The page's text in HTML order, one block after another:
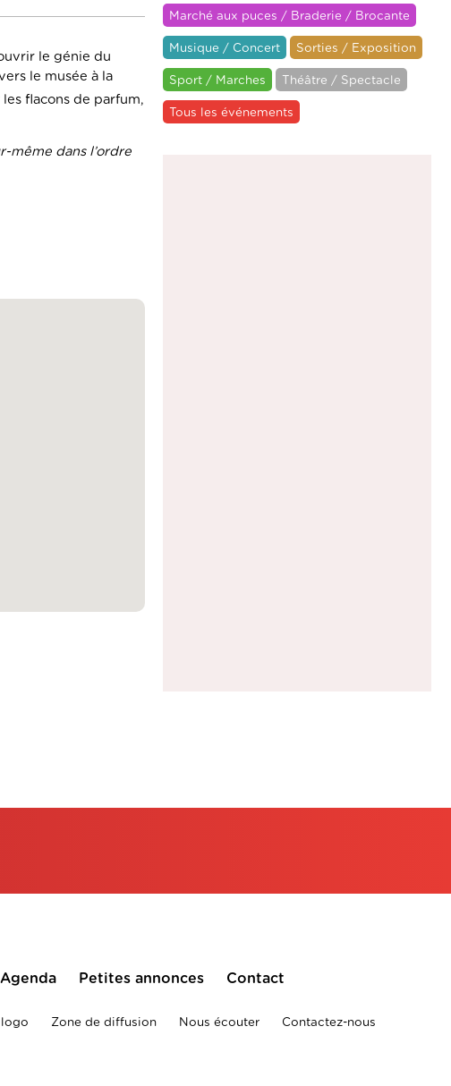
le génie du
le musée à la
flacons de parfum,
même dans l’ordre
Marché aux puces / Braderie / Brocante
Musique / Concert Sorties / Exposition
Sport / Marches Théâtre / Spectacle
Tous les événements
Agenda Petites annonces Contact
logo Zone de diffusion Nous écouter Contactez-nous